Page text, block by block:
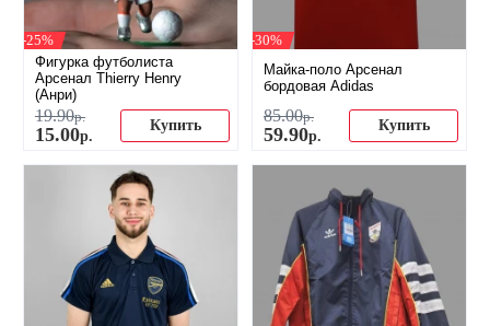
-25%
Фигурка футболиста
Арсенал Thierry Henry
(Анри)
19.90р.
15.00р.
Купить
-30%
Майка-поло Арсенал
бордовая Adidas
85.00р.
59.90р.
Купить